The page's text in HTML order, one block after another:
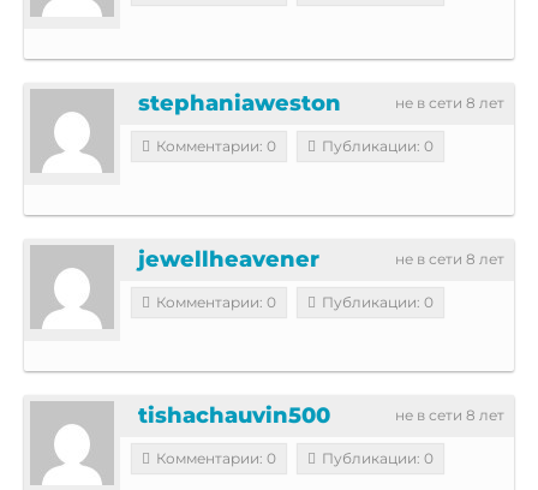
не в сети 8 лет
stephaniaweston
Комментарии: 0 Публикации: 0
не в сети 8 лет
jewellheavener
Комментарии: 0 Публикации: 0
не в сети 8 лет
tishachauvin500
Комментарии: 0 Публикации: 0